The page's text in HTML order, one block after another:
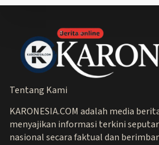
Tentang Kami
KARONESIA.COM adalah media
menyajikan informasi terkini
nasional secara faktual dan